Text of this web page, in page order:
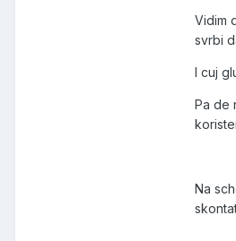
Vidim
svrbi
I cuj
Pa de
Na